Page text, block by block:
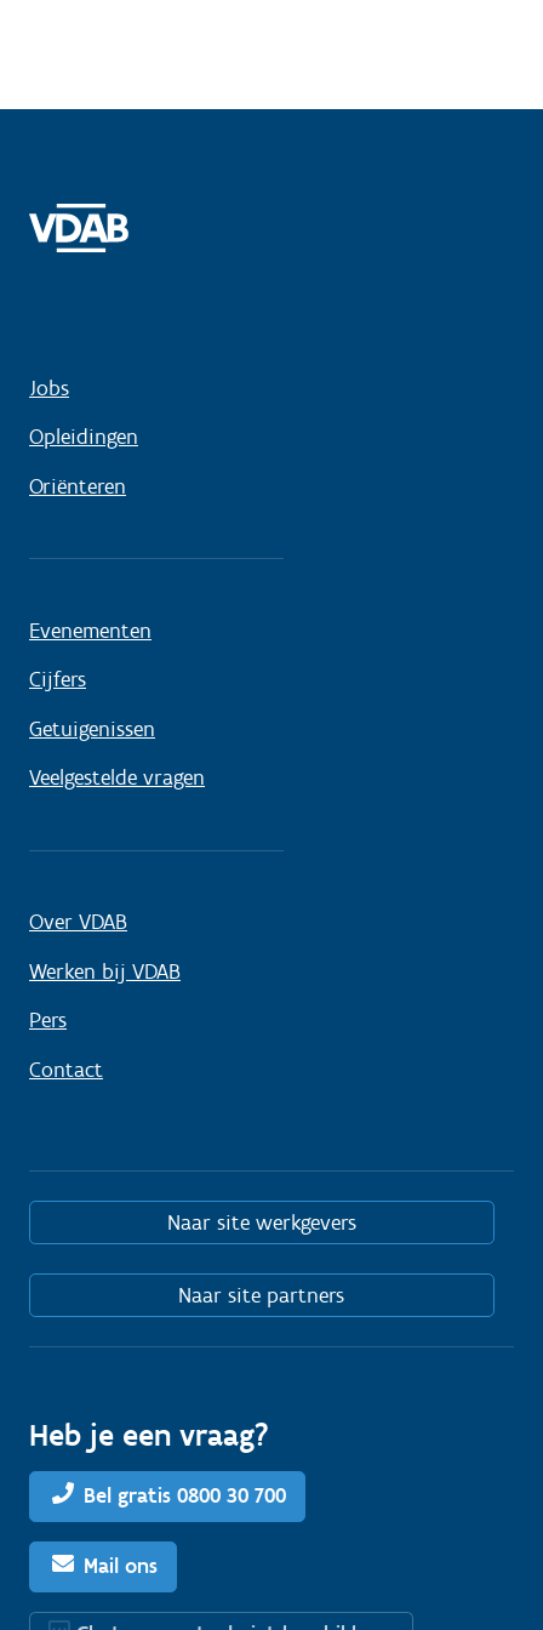
Jobs
Opleidingen
Oriënteren
Evenementen
Cijfers
Getuigenissen
Veelgestelde vragen
Over VDAB
Werken bij VDAB
Pers
Contact
Naar site werkgevers
Naar site partners
Heb je een vraag?
Bel gratis 0800 30 700
Mail ons